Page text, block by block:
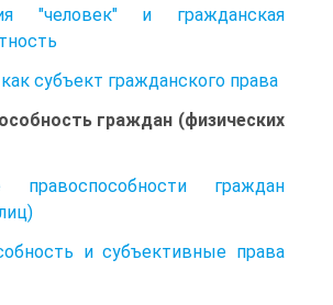
"человек" и гражданская
субъект гражданского права
граждан (физических
граждан
и субъективные права